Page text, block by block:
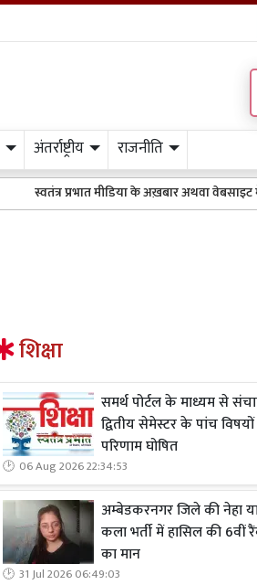
अंतर्राष्ट्रीय राजनीति
स्वतंत्र प्रभात मीडिया के अख़बार अथवा वेबसाइट में
शिक्षा
समर्थ पोर्टल के माध्यम से
द्वितीय सेमेस्टर के पांच विषयों
परिणाम घोषित
06 Aug 2026 22:34:53
अम्बेडकरनगर जिले की नेहा
कला भर्ती में हासिल की 6वीं
का मान
31 Jul 2026 06:49:03